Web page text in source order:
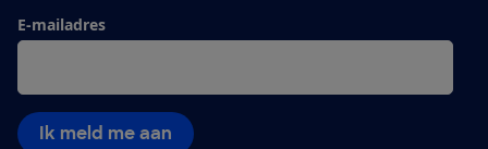
E-mailadres
Ik meld me aan